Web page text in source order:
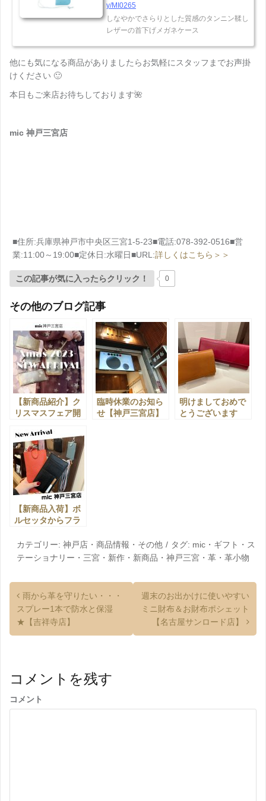
y/MI0265
しなやかでさらりとした質感のタンニン鞣し
レザーの首下げメガネケース
他にも気になる商品がありましたらお気軽にスタッフまでお声掛
けください 🙂
本日もご来店お待ちしております🌺
mic 神戸三宮店
■住所:兵庫県神戸市中央区三宮1-5-23■電話:078-392-0516■営
業:11:00～19:00■定休日:水曜日■URL:詳しくはこちら＞＞
この記事が気に入ったらクリック！ 0
その他のブログ記事
【新商品紹介】ク
リスマスフェア開
店】
臨時休業のお知ら
せ【神戸三宮店】
明けましておめで
とうございます
【新商品入荷】ボ
ルセッタからフラ
登場！【神戸三宮
店】
カテゴリー: 神戸店 ・ 商品情報 ・ その他 タグ: mic ・ ギフト ・ ス
テーショナリー ・ 三宮 ・ 新作 ・ 新商品 ・ 神戸三宮 ・ 革 ・ 革小物
雨から革を守りたい・・・
スプレー1本で防水と保湿
★【吉祥寺店】
週末のお出かけに使いやすい
ミニ財布＆お財布ポシェット
【名古屋サンロード店】
コメントを残す
コメント